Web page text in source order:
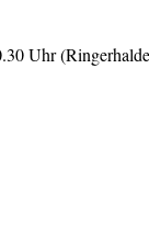
Uhr